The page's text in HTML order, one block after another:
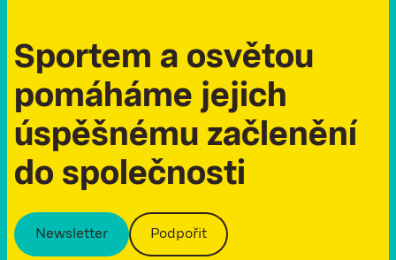
Sportem a osvětou
pomáháme jejich
úspěšnému začlenění
do společnosti
Newsletter Podpořit